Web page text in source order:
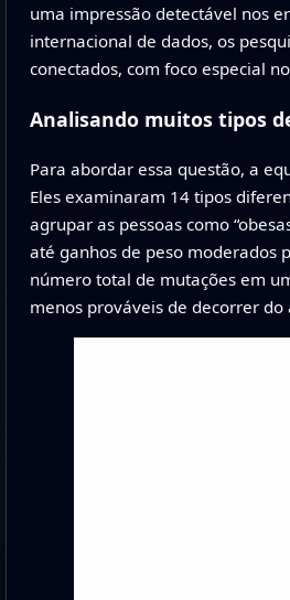
uma impressão detectável nos
internacional de dados, os
conectados, com foco especial
Analisando muitos tipos
Para abordar essa questão, a
Eles examinaram 14 tipos
agrupar as pessoas como
até ganhos de peso moderados
número total de mutações em
menos prováveis de decorrer